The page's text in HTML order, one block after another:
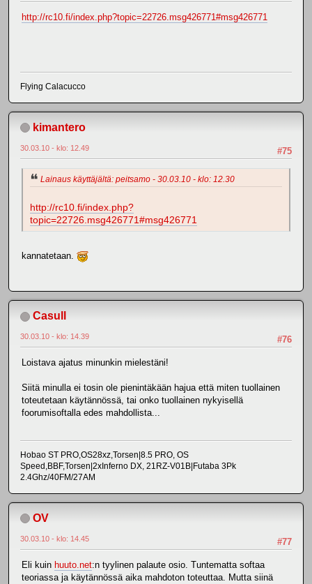
http://rc10.fi/index.php?topic=22726.msg426771#msg426771
Flying Calacucco
kimantero
#75
30.03.10 - klo: 12.49
Lainaus käyttäjältä: peitsamo - 30.03.10 - klo: 12.30
http://rc10.fi/index.php?
topic=22726.msg426771#msg426771
kannatetaan.
Casull
#76
30.03.10 - klo: 14.39
Loistava ajatus minunkin mielestäni!
Siitä minulla ei tosin ole pienintäkään hajua että miten tuollainen
toteutetaan käytännössä, tai onko tuollainen nykyisellä
foorumisoftalla edes mahdollista...
Hobao ST PRO,OS28xz,Torsen|8.5 PRO, OS
Speed,BBF,Torsen|2xInferno DX, 21RZ-V01B|Futaba 3Pk
2.4Ghz/40FM/27AM
OV
#77
30.03.10 - klo: 14.45
Eli kuin huuto.net:n tyylinen palaute osio. Tuntematta softaa
teoriassa ja käytännössä aika mahdoton toteuttaa. Mutta siinä